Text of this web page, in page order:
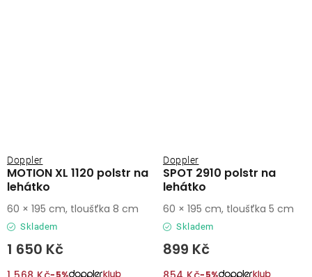
MOTION XL 1120 polstr na
lehátko
Doppler
Skladem
1 650 Kč
60 × 195 cm, tloušťka 8 cm
SPOT 2910 polstr na
lehátko
Doppler
Skladem
899 Kč
60 × 195 cm, tloušťka 5 cm